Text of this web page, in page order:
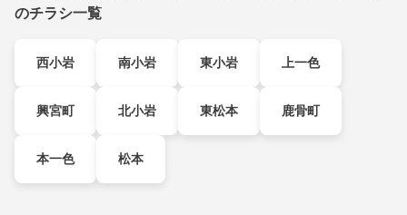
のチラシ一覧
西小岩 南小岩 東小岩 上一色
興宮町 北小岩 東松本 鹿骨町
本一色 松本